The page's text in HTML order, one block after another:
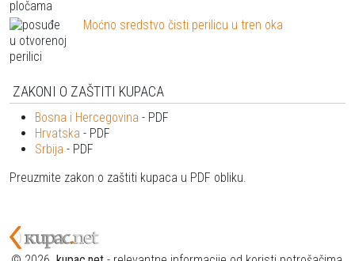
Moćno sredstvo čisti perilicu u tren oka
ZAKONI O ZAŠTITI KUPACA
Bosna i Hercegovina - PDF
Hrvatska - PDF
Srbija - PDF
Preuzmite zakon o zaštiti kupaca u PDF obliku.